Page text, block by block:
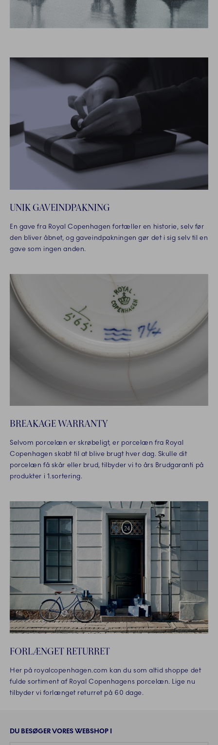
UNIK GAVEINDPAKNING
En gave fra Royal Copenhagen fortæller en historie, selv før
den bliver åbnet, og gaveindpakningen gør det i sig selv til en
gave som ingen anden.
BREAKAGE WARRANTY
Selvom porcelæn er skrøbeligt, er porcelæn fra Royal
Copenhagen skabt til at blive brugt hver dag. Skulle dit
porcelæn få skår eller brud, tilbyder vi to års Brudgaranti på
produkter i 1.sortering.
FORLÆNGET RETURRET
Her på royalcopenhagen.com kan du som altid shoppe det
fulde sortiment af Royal Copenhagens porcelæn. Lige nu
tilbyder vi forlænget returret på 60 dage.
DU BESØGER VORES WEBSHOP I